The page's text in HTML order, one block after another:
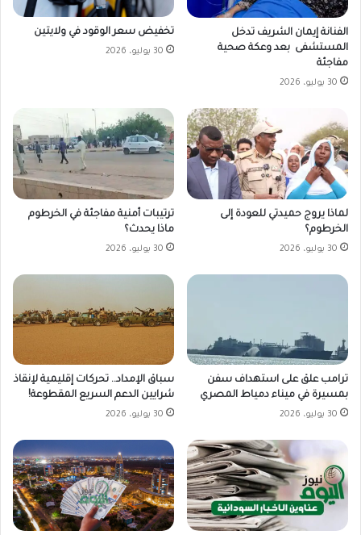
الفنانة إيمان الشريف تدخل
المستشفى بعد وعكة صحية
مفاجئة
30 يوليو، 2026
تخفيض سعر الوقود في ولايتين
30 يوليو، 2026
لماذا يروج حميدتي للعودة إلى
الخرطوم؟
30 يوليو، 2026
ترتيبات أمنية مفاجئة في الخرطوم
ماذا يحدث؟
30 يوليو، 2026
ترامب علق على استهداف سفن
بمسيرة في ميناء دمياط المصري
30 يوليو، 2026
سباق الإمداد.. تحركات إقليمية لإنقاذ
شرايين الدعم السريع المقطوعة!
30 يوليو، 2026